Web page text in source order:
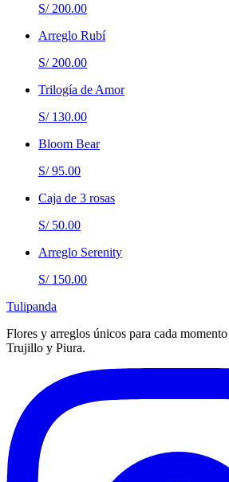
S/ 200.00
Arreglo Rubí
S/ 200.00
Trilogía de Amor
S/ 130.00
Bloom Bear
S/ 95.00
Caja de 3 rosas
S/ 50.00
Arreglo Serenity
S/ 150.00
Tulipanda
Flores y arreglos únicos para cada
Trujillo y Piura.